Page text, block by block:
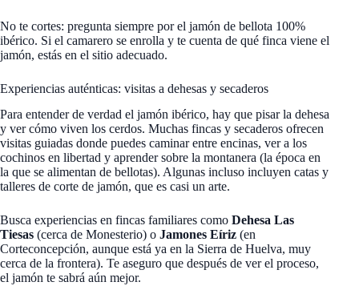
No te cortes: pregunta siempre por el jamón de bellota 100%
ibérico. Si el camarero se enrolla y te cuenta de qué finca viene el
jamón, estás en el sitio adecuado.
Experiencias auténticas: visitas a dehesas y secaderos
Para entender de verdad el jamón ibérico, hay que pisar la dehesa
y ver cómo viven los cerdos. Muchas fincas y secaderos ofrecen
visitas guiadas donde puedes caminar entre encinas, ver a los
cochinos en libertad y aprender sobre la montanera (la época en
la que se alimentan de bellotas). Algunas incluso incluyen catas y
talleres de corte de jamón, que es casi un arte.
Busca experiencias en fincas familiares como Dehesa Las
Tiesas (cerca de Monesterio) o Jamones Eíriz (en
Corteconcepción, aunque está ya en la Sierra de Huelva, muy
cerca de la frontera). Te aseguro que después de ver el proceso,
el jamón te sabrá aún mejor.